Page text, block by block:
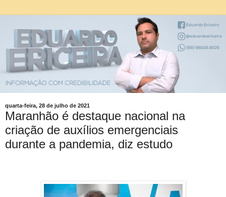
quarta-feira, 28 de julho de 2021
Maranhão é destaque nacional na
criação de auxílios emergenciais
durante a pandemia, diz estudo